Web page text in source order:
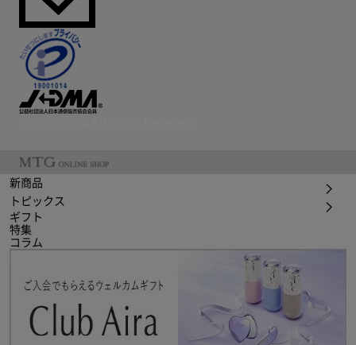
新商品
トピックス
ギフト
特集
コラム